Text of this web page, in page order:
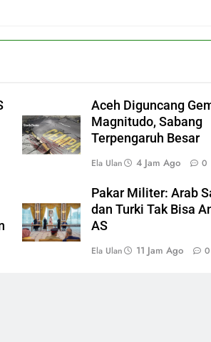
Aceh Diguncang
Magnitudo, Sabang
Terpengaruh Besar
Ela Ulan 4 Jam Ago 0
Pakar Militer: Arab
dan Turki Tak Bisa
AS
Ela Ulan 11 Jam Ago 0